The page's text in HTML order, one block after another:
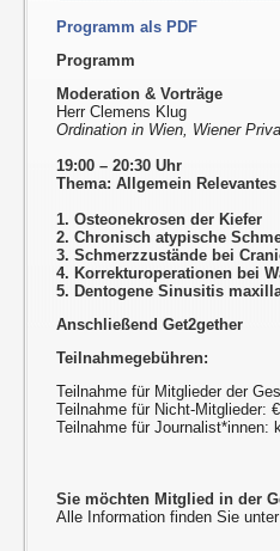
Programm als PDF
Programm
Moderation & Vorträge
Herr Clemens Klug
Ordination in Wien, Wiener
19:00 – 20:30 Uhr
Thema: Allgemein
1. Osteonekrosen der Kiefer
2. Chronisch atypische
3. Schmerzzustände bei
4. Korrekturoperationen bei
5. Dentogene Sinusitis
Anschließend Get2gether
Teilnahmegebühren:
Teilnahme für Mitglieder der
Teilnahme für Nicht-Mitglieder:
Teilnahme für
Sie möchten Mitglied in der
Alle Information finden Sie